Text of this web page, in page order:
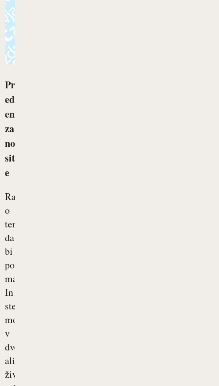
Pr
ed
en
za
no
sit
e
Razmišljate
o
tem,
da
bi
postali
mamica?
In
ste
mogoče
v
dvomih,
ali
živite